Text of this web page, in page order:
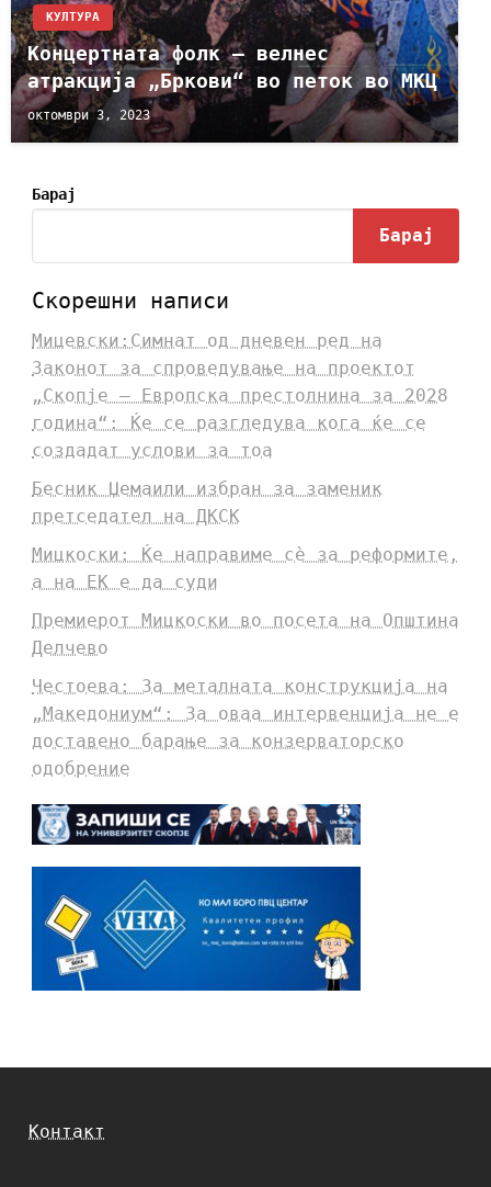
КУЛТУРА
Концертната фолк – велнес
атракција „Бркови“ во петок во МКЦ
октомври 3, 2023
Барај
Барај
Скорешни написи
Мицевски:Симнат од дневен ред на
Законот за спроведување на проектот
„Скопје – Европска престолнина за 2028
година“: Ќе се разгледува кога ќе се
создадат услови за тоа
Бесник Џемаили избран за заменик
претседател на ДКСК
Мицкоски: Ќе направиме сè за реформите,
а на ЕК е да суди
Премиерот Мицкоски во посета на Општина
Делчево
Честоева: За металната конструкција на
„Македониум“: За оваа интервенција не е
доставено барање за конзерваторско
одобрение
Контакт